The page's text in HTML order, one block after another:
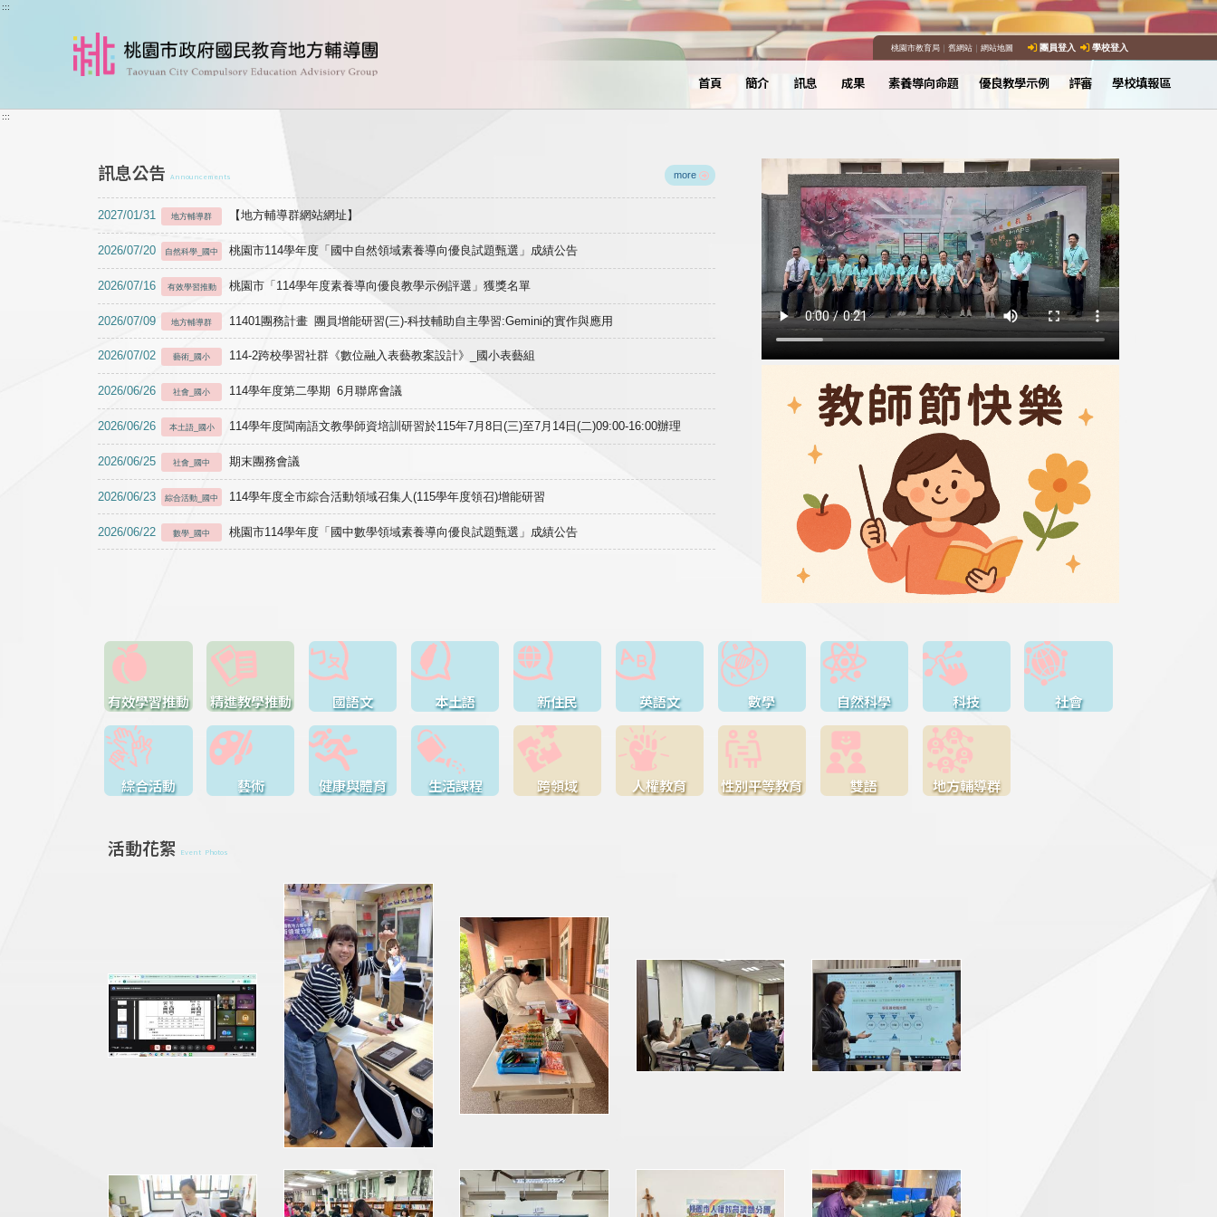
跳到主要內容
:::
桃園市教育局｜ 舊網站｜ 網站地圖 團員登入 學校登入
首頁 簡介 訊息 成果 素養導向命題 優良教學示例 評審 學校填報區
:::
訊息公告 Announcements more
2027/01/31 地方輔導群 【地方輔導群網站網址】
2026/07/20 自然科學_國中 桃園市114學年度「國中自然領域素養導向優良試題甄選」成績公告
2026/07/16 有效學習推動 桃園市「114學年度素養導向優良教學示例評選」獲獎名單
2026/07/09 地方輔導群 11401團務計畫 團員增能研習(三)-科技輔助自主學習:Gemini的實作與應用
2026/07/02 藝術_國小 114-2跨校學習社群《數位融入表藝教案設計》_國小表藝組
2026/06/26 社會_國小 114學年度第二學期 6月聯席會議
2026/06/26 本土語_國小 114學年度閩南語文教學師資培訓研習於115年7月8日(三)至7月14日(二)09:00-16:00辦理
2026/06/25 社會_國中 期末團務會議
2026/06/23 綜合活動_國中 114學年度全市綜合活動領域召集人(115學年度領召)增能研習
2026/06/22 數學_國中 桃園市114學年度「國中數學領域素養導向優良試題甄選」成績公告
有效學習推動 精進教學推動 國語文 本土語 新住民 英語文 數學 自然科學 科技 社會
綜合活動 藝術 健康與體育 生活課程 跨領域 人權教育 性別平等教育 雙語 地方輔導群
活動花絮 Event Photos